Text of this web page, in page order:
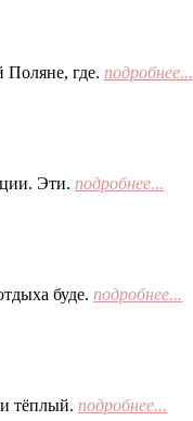
Поляне, где. подробнее...
Эти. подробнее...
буде. подробнее...
тёплый. подробнее...